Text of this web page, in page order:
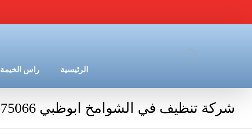
الرئيسية راس الخيمة
شركة تنظيف في الشوامخ ابوظبي 0544675066